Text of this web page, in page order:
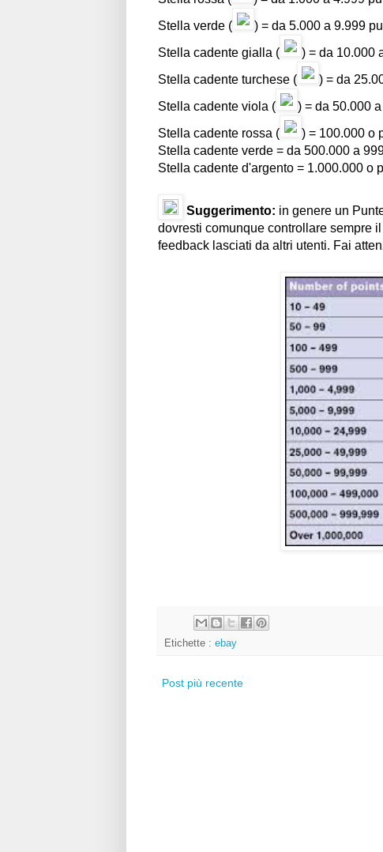
Stella verde (
) = da 5.000 a 9.999
Stella cadente gialla (
) = da 10.000
Stella cadente turchese (
) = da
Stella cadente viola (
) = da 50.000
Stella cadente rossa (
) = 100.000 o
Stella cadente verde = da 500.000 a
Stella cadente d'argento = 1.000.000 o
Suggerimento: in genere un
dovresti comunque controllare sempre
feedback lasciati da altri utenti. Fai
Etichette : ebay
Post più recente